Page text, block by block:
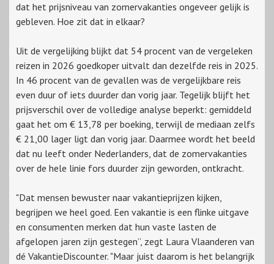
dat het prijsniveau van zomervakanties ongeveer gelijk is
gebleven. Hoe zit dat in elkaar?
Uit de vergelijking blijkt dat 54 procent van de vergeleken
reizen in 2026 goedkoper uitvalt dan dezelfde reis in 2025.
In 46 procent van de gevallen was de vergelijkbare reis
even duur of iets duurder dan vorig jaar. Tegelijk blijft het
prijsverschil over de volledige analyse beperkt: gemiddeld
gaat het om € 13,78 per boeking, terwijl de mediaan zelfs
€ 21,00 lager ligt dan vorig jaar. Daarmee wordt het beeld
dat nu leeft onder Nederlanders, dat de zomervakanties
over de hele linie fors duurder zijn geworden, ontkracht.
"Dat mensen bewuster naar vakantieprijzen kijken,
begrijpen we heel goed. Een vakantie is een flinke uitgave
en consumenten merken dat hun vaste lasten de
afgelopen jaren zijn gestegen”, zegt Laura Vlaanderen van
dé VakantieDiscounter. "Maar juist daarom is het belangrijk